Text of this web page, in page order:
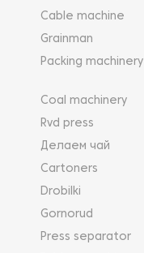
Cable machine
Grainman
Packing machinery
Coal machinery
Rvd press
Делаем чай
Cartoners
Drobilki
Gornorud
Press separator